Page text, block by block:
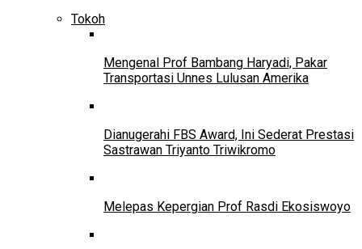
Tokoh
Mengenal Prof Bambang Haryadi, Pakar
Transportasi Unnes Lulusan Amerika
Dianugerahi FBS Award, Ini Sederat Prestasi
Sastrawan Triyanto Triwikromo
Melepas Kepergian Prof Rasdi Ekosiswoyo